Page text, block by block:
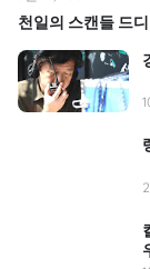
천일의 스캔들 드